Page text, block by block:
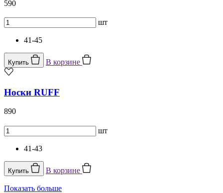
590
шт
41-45
Купить В корзине
Носки RUFF
890
шт
41-43
Купить В корзине
Показать больше